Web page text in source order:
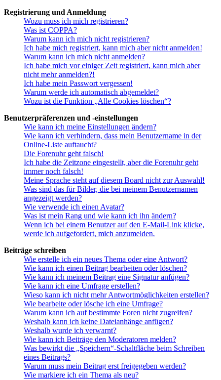
Registrierung und Anmeldung
Wozu muss ich mich registrieren?
Was ist COPPA?
Warum kann ich mich nicht registrieren?
Ich habe mich registriert, kann mich aber nicht anmelden!
Warum kann ich mich nicht anmelden?
Ich habe mich vor einiger Zeit registriert, kann mich aber
nicht mehr anmelden?!
Ich habe mein Passwort vergessen!
Warum werde ich automatisch abgemeldet?
Wozu ist die Funktion „Alle Cookies löschen“?
Benutzerpräferenzen und -einstellungen
Wie kann ich meine Einstellungen ändern?
Wie kann ich verhindern, dass mein Benutzername in der
Online-Liste auftaucht?
Die Forenuhr geht falsch!
Ich habe die Zeitzone eingestellt, aber die Forenuhr geht
immer noch falsch!
Meine Sprache steht auf diesem Board nicht zur Auswahl!
Was sind das für Bilder, die bei meinem Benutzernamen
angezeigt werden?
Wie verwende ich einen Avatar?
Was ist mein Rang und wie kann ich ihn ändern?
Wenn ich bei einem Benutzer auf den E-Mail-Link klicke,
werde ich aufgefordert, mich anzumelden.
Beiträge schreiben
Wie erstelle ich ein neues Thema oder eine Antwort?
Wie kann ich einen Beitrag bearbeiten oder löschen?
Wie kann ich meinem Beitrag eine Signatur anfügen?
Wie kann ich eine Umfrage erstellen?
Wieso kann ich nicht mehr Antwortmöglichkeiten erstellen?
Wie bearbeite oder lösche ich eine Umfrage?
Warum kann ich auf bestimmte Foren nicht zugreifen?
Weshalb kann ich keine Dateianhänge anfügen?
Weshalb wurde ich verwarnt?
Wie kann ich Beiträge den Moderatoren melden?
Was bewirkt die „Speichern“-Schaltfläche beim Schreiben
eines Beitrags?
Warum muss mein Beitrag erst freigegeben werden?
Wie markiere ich ein Thema als neu?